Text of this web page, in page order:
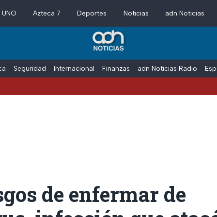
Azteca 7 Deportes Noticias adn Noticias
Seguridad Internacional Finanzas adn Noticias Radio
de enfermar de